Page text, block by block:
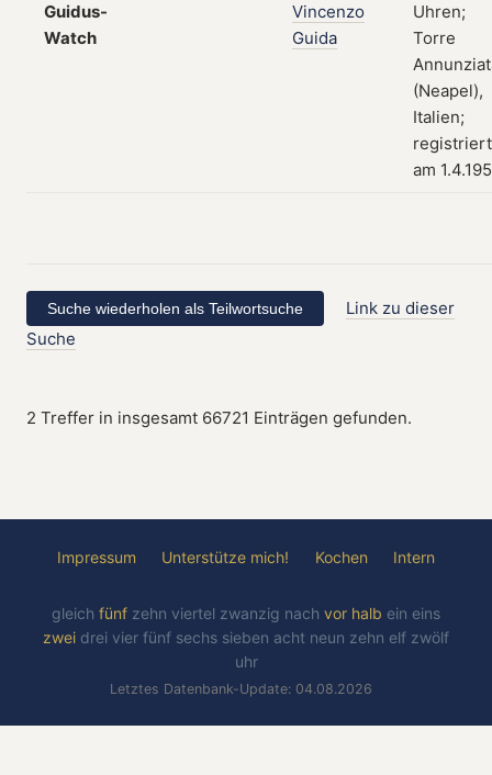
Guidus-
Watch
Vincenzo
Guida
Uhren;
Torre
(Neapel),
Italien;
registriert
am
Link zu dieser
Suche
2 Treffer in insgesamt 66721 Einträgen gefunden.
Impressum Unterstütze mich! Kochen Intern
gleich fünf zehn viertel zwanzig nach vor halb ein eins
zwei drei vier fünf sechs sieben acht neun zehn elf zwölf
uhr
Letztes Datenbank-Update: 04.08.2026